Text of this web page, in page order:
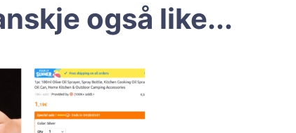
også like...